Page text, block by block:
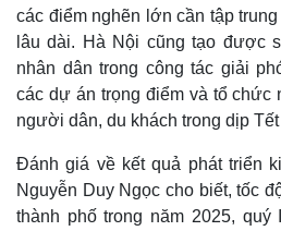
Thế giới
Quan sát
Cuộc sống đó đây
Hồ sơ
các điểm nghẽn lớn cần tập
lâu dài. Hà Nội cũng tạo được
nhân dân trong công tác giải
các dự án trọng điểm và tổ chức
người dân, du khách trong dịp
Đánh giá về kết quả phát triển
Nguyễn Duy Ngọc cho biết, tốc
thành phố trong năm 2025,